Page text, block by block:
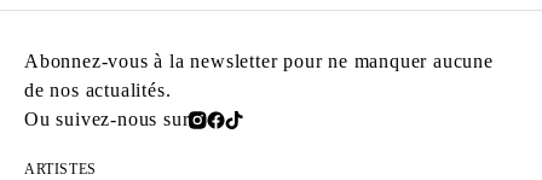
Abonnez-vous à la newsletter pour ne manquer aucune
de nos actualités.
Ou suivez-nous sur
ARTISTES